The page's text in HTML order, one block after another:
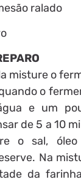
ralado
misture o
o
e um
de 5 a 10
o sal,
Na
da